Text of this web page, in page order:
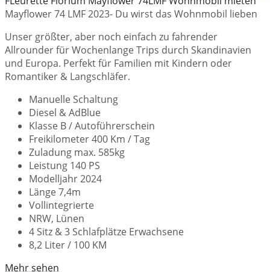
Mayflower 74 LMF 2023- Du wirst das Wohnmobil lieben
Unser größter, aber noch einfach zu fahrender
Allrounder für Wochenlange Trips durch Skandinavien
und Europa. Perfekt für Familien mit Kindern oder
Romantiker & Langschläfer.
Manuelle Schaltung
Diesel & AdBlue
Klasse B / Autoführerschein
Freikilometer 400 Km / Tag
Zuladung max. 585kg
Leistung 140 PS
Modelljahr 2024
Länge 7,4m
Vollintegrierte
NRW, Lünen
4 Sitz & 3 Schlafplätze Erwachsene
8,2 Liter / 100 KM
Mehr sehen